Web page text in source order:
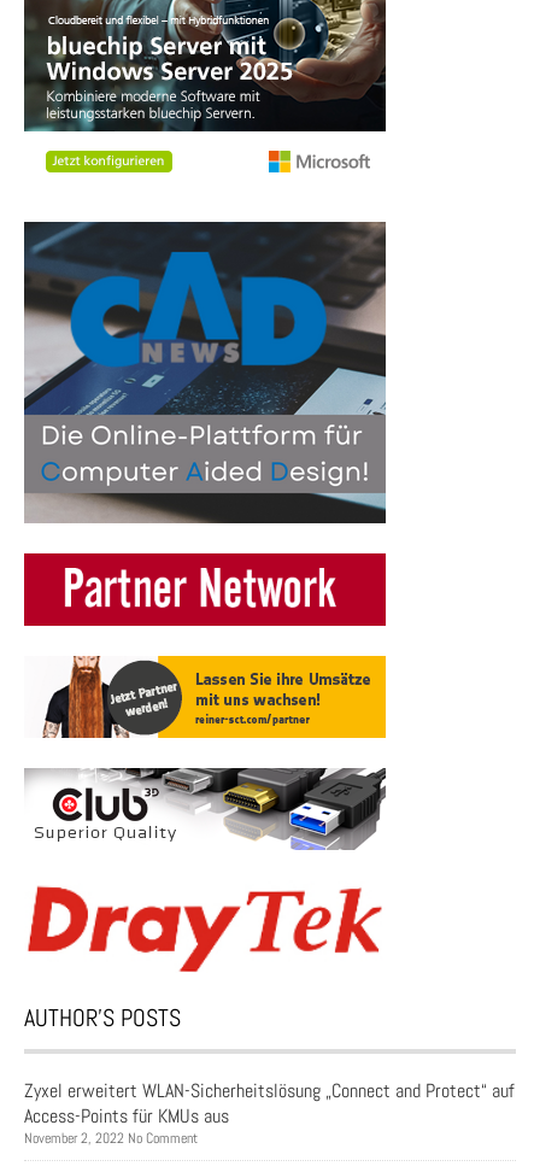
AUTHOR’S POSTS
Zyxel erweitert WLAN-Sicherheitslösung „Connect and Protect“ auf
Access-Points für KMUs aus
November 2, 2022 No Comment